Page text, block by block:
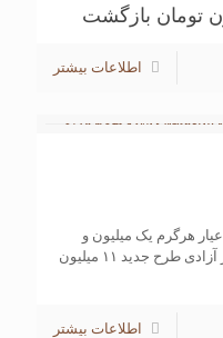
اطلاعات بیشتر
هم‌اکنون در بازار آزاد قیمت طلای ۱۸عیار هرگرم یک میلیون و
۱۳۱ هزار تومان، قیمت سکه تمام‌بهار آزادی طرح جدید ۱۱ میلیون
اطلاعات بیشتر